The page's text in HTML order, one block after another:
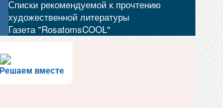
Списки рекомендуемой к прочтению
художественной литературы
Газета "RosatomsCOOL"
Решаем вместе